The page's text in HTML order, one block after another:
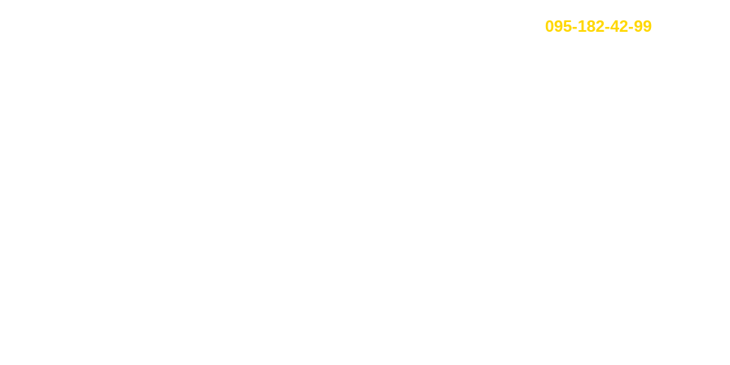
095-182-42-99